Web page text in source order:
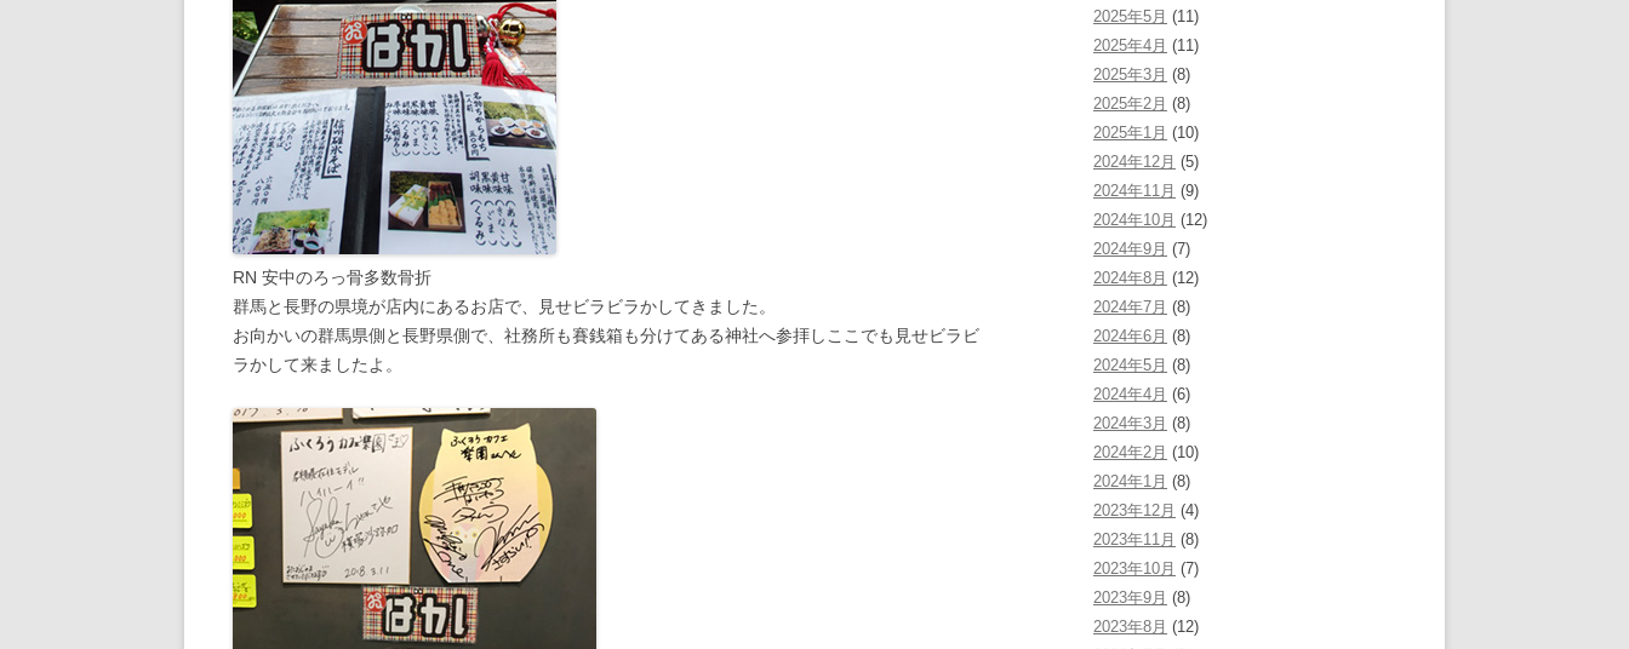
RN 安中のろっ骨多数骨折
群馬と長野の県境が店内にあるお店で、見せビラビラかしてきました。
お向かいの群馬県側と長野県側で、社務所も賽銭箱も分けてある神社へ参拝しここでも見せビラビ
ラかして来ましたよ。
2025年5月 (11)
2025年4月 (11)
2025年3月 (8)
2025年2月 (8)
2025年1月 (10)
2024年12月 (5)
2024年11月 (9)
2024年10月 (12)
2024年9月 (7)
2024年8月 (12)
2024年7月 (8)
2024年6月 (8)
2024年5月 (8)
2024年4月 (6)
2024年3月 (8)
2024年2月 (10)
2024年1月 (8)
2023年12月 (4)
2023年11月 (8)
2023年10月 (7)
2023年9月 (8)
2023年8月 (12)